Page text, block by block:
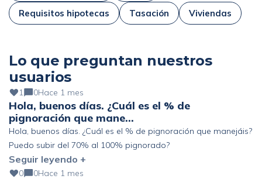
Requisitos hipotecas Tasación Viviendas
Lo que preguntan nuestros
usuarios
1 0Hace 1 mes
Hola, buenos días. ¿Cuál es el % de
pignoración que mane…
Hola, buenos días. ¿Cuál es el % de pignoración que manejáis?
Puedo subir del 70% al 100% pignorado?
Seguir leyendo +
0 0Hace 1 mes